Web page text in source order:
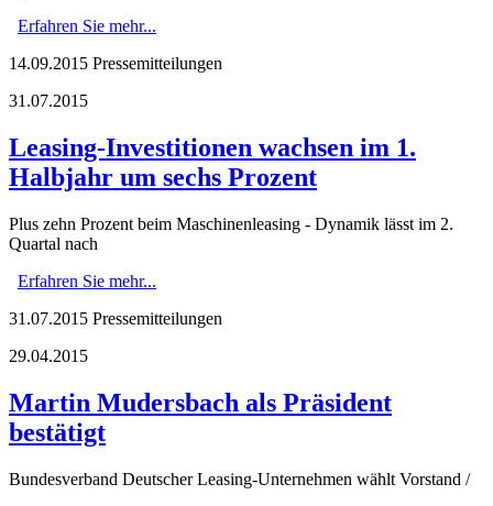
Erfahren Sie mehr...
14.09.2015 Pressemitteilungen
31.07.2015
Leasing-Investitionen wachsen im 1.
Halbjahr um sechs Prozent
Plus zehn Prozent beim Maschinenleasing - Dynamik lässt im 2.
Quartal nach
Erfahren Sie mehr...
31.07.2015 Pressemitteilungen
29.04.2015
Martin Mudersbach als Präsident
bestätigt
Bundesverband Deutscher Leasing-Unternehmen wählt Vorstand /